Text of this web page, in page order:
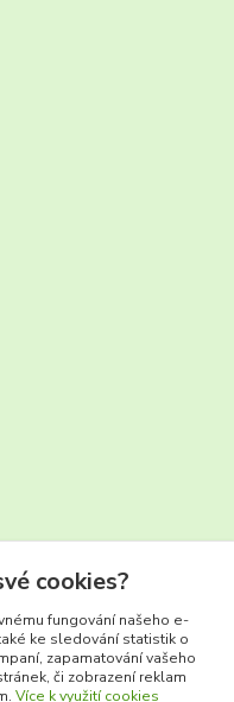
cookies?
fungování našeho e-
ke sledování statistik o
zapamatování vašeho
či zobrazení reklam
Více k využití cookies